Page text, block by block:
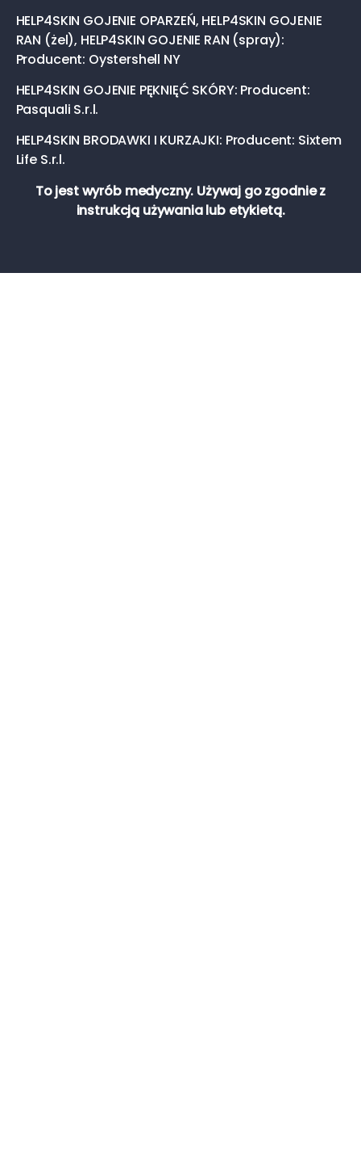
HELP4SKIN GOJENIE OPARZEŃ, HELP4SKIN GOJENIE
RAN (żel), HELP4SKIN GOJENIE RAN (spray):
Producent: Oystershell NY
HELP4SKIN GOJENIE PĘKNIĘĆ SKÓRY: Producent:
Pasquali S.r.l.
HELP4SKIN BRODAWKI I KURZAJKI: Producent: Sixtem
Life S.r.l.
To jest wyrób medyczny. Używaj go zgodnie z
instrukcją używania lub etykietą.